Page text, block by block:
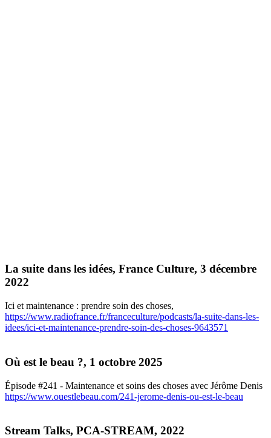
La suite dans les idées, France Culture, 3 décembre
2022
Ici et maintenance : prendre soin des choses,
https://www.radiofrance.fr/franceculture/podcasts/la-suite-dans-les-
idees/ici-et-maintenance-prendre-soin-des-choses-9643571
Où est le beau ?, 1 octobre 2025
Épisode #241 - Maintenance et soins des choses avec Jérôme Denis
https://www.ouestlebeau.com/241-jerome-denis-ou-est-le-beau
Stream Talks, PCA-STREAM, 2022